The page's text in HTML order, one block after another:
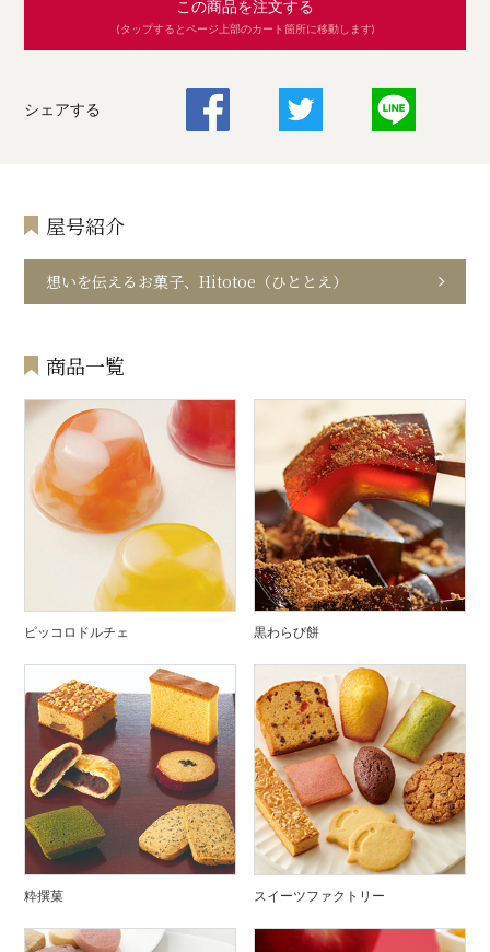
この商品を注文する
(タップするとページ上部のカート箇所に移動します)
シェアする
屋号紹介
想いを伝えるお菓子、Hitotoe（ひととえ）
商品一覧
ピッコロドルチェ 黒わらび餅
粋撰菓 スイーツファクトリー